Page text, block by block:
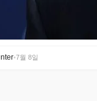
•7월 8일